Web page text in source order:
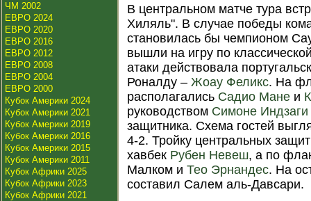
ЧМ 2002
ЕВРО 2024
ЕВРО 2020
ЕВРО 2016
ЕВРО 2012
ЕВРО 2008
ЕВРО 2004
ЕВРО 2000
Кубок Америки 2024
Кубок Америки 2021
Кубок Америки 2019
Кубок Америки 2016
Кубок Америки 2015
Кубок Америки 2011
Кубок Африки 2025
Кубок Африки 2023
Кубок Африки 2021
В центральном матче тура
Хиляль". В случае победы
становилась бы чемпионом
вышли на игру по
атаки действовала
Роналду –Жоау Феликс. На
располагались Садио Мане и
руководством Симоне Индзаги
защитника. Схема гостей
4-2. Тройку центральных
хавбек Рубен Невеш, а по
Малком иТео Эрнандес. На
составил Салем аль-Давсари.